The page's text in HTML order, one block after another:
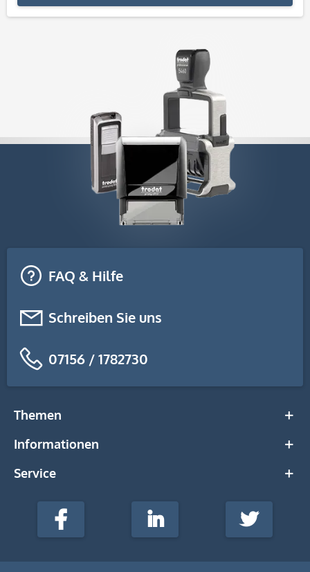
FAQ & Hilfe
Schreiben Sie uns
07156 / 1782730
Themen
Informationen
Service
stempel-
Media
Facebook LinkedIn Twitter